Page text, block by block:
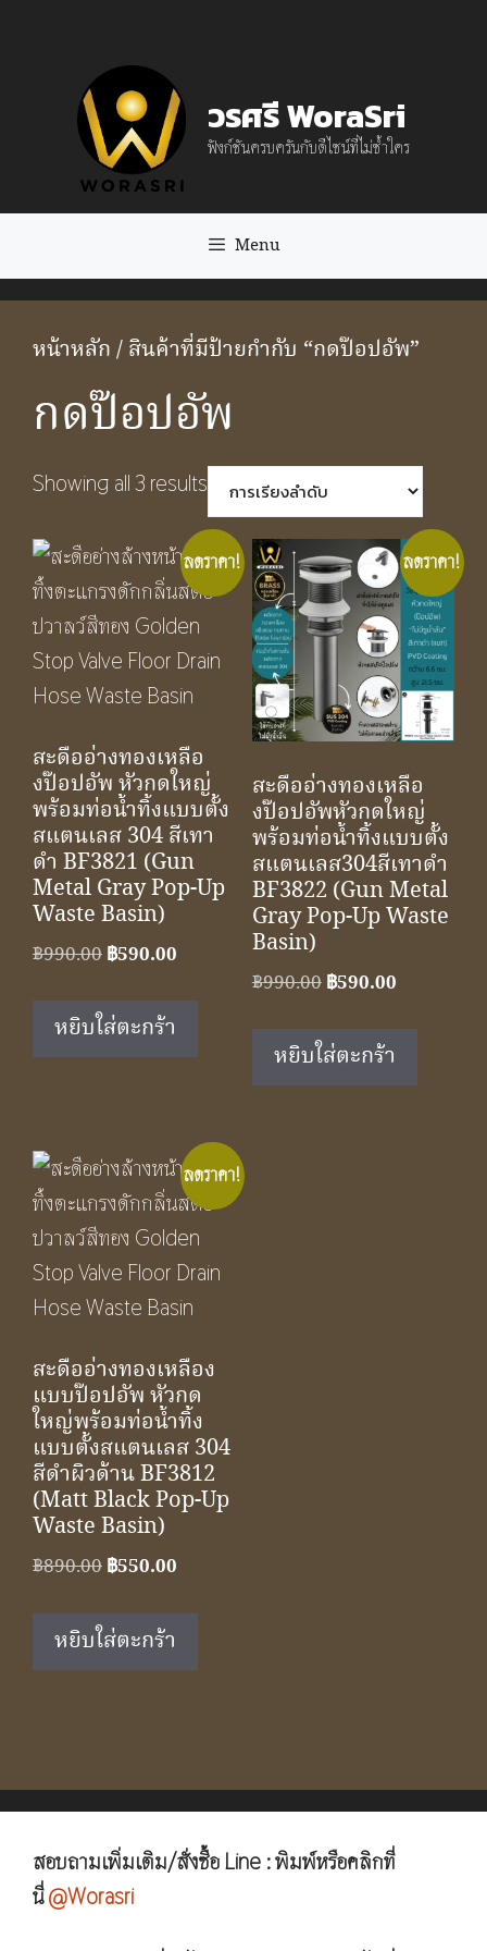
วรศรี WoraSri
ฟังก์ชันครบครันกับดีไซน์ที่ไม่ซ้ำใคร
Menu
หน้าหลัก/ สินค้าที่มีป้ายกำกับ “กดป๊อปอัพ”
กดป๊อปอัพ
Showing all 3 results
ลดราคา!
สะดืออ่างทองเหลือ
งป๊อปอัพ หัวกดใหญ่
พร้อมท่อน้ำทิ้งแบบตั้ง
สแตนเลส 304 สีเทา
ดำ BF3821 (Gun
Metal Gray Pop-Up
Waste Basin)
฿990.00Original
was:
฿990.00.
฿590.00
หยิบใส่ตะกร้า
ลดราคา!
สะดืออ่างทองเหลือ
งป๊อปอัพหัวกดใหญ่
พร้อมท่อน้ำทิ้งแบบตั้ง
สแตนเลส304สีเทาดำ
BF3822 (Gun Metal
Gray Pop-Up Waste
Basin)
฿990.00 Original
was:
฿990.00.
฿590.00Current
หยิบใส่ตะกร้า
ลดราคา!
สะดืออ่างทองเหลือง
แบบป๊อปอัพ หัวกด
ใหญ่พร้อมท่อน้ำทิ้ง
แบบตั้งสแตนเลส 304
สีดำผิวด้าน BF3812
(Matt Black Pop-Up
Waste Basin)
฿890.00Original
was:
฿890.00.
฿550.00
หยิบใส่ตะกร้า
สอบถามเพิ่มเติม/สั่งซื้อ Line : พิมพ์หรือคลิกที่
นี่@Worasri